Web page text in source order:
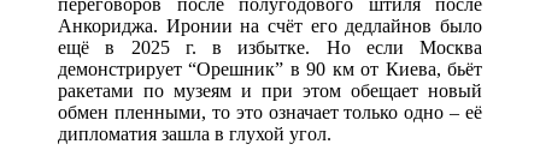
Анкориджа. Иронии на счёт его дедлайнов было
ещё в 2025 г. в избытке. Но если Москва
демонстрирует “Орешник” в 90 км от Киева, бьёт
ракетами по музеям и при этом обещает новый
обмен пленными, то это означает только одно – её
дипломатия зашла в глухой угол.